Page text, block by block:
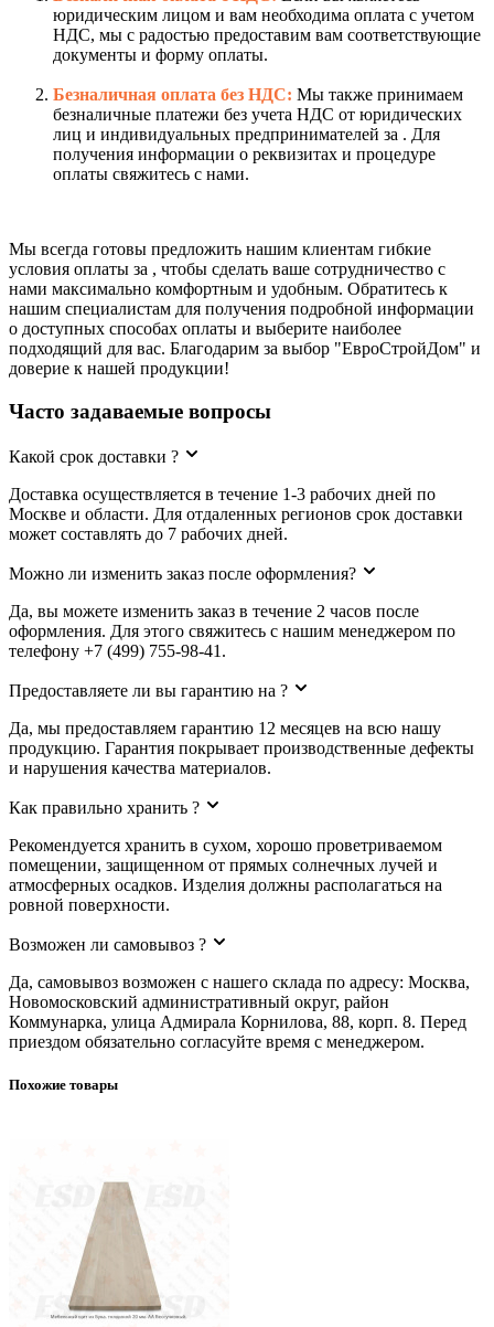
юридическим лицом и вам необходима оплата с учетом
НДС, мы с радостью предоставим вам соответствующие
документы и форму оплаты.
Безналичная оплата без НДС: Мы также принимаем
безналичные платежи без учета НДС от юридических
лиц и индивидуальных предпринимателей за . Для
получения информации о реквизитах и процедуре
оплаты свяжитесь с нами.
Мы всегда готовы предложить нашим клиентам гибкие
условия оплаты за , чтобы сделать ваше сотрудничество с
нами максимально комфортным и удобным. Обратитесь к
нашим специалистам для получения подробной информации
о доступных способах оплаты и выберите наиболее
подходящий для вас. Благодарим за выбор "ЕвроСтройДом" и
доверие к нашей продукции!
Часто задаваемые вопросы
Какой срок доставки ?
Доставка осуществляется в течение 1-3 рабочих дней по
Москве и области. Для отдаленных регионов срок доставки
может составлять до 7 рабочих дней.
Можно ли изменить заказ после оформления?
Да, вы можете изменить заказ в течение 2 часов после
оформления. Для этого свяжитесь с нашим менеджером по
телефону +7 (499) 755-98-41.
Предоставляете ли вы гарантию на ?
Да, мы предоставляем гарантию 12 месяцев на всю нашу
продукцию. Гарантия покрывает производственные дефекты
и нарушения качества материалов.
Как правильно хранить ?
Рекомендуется хранить в сухом, хорошо проветриваемом
помещении, защищенном от прямых солнечных лучей и
атмосферных осадков. Изделия должны располагаться на
ровной поверхности.
Возможен ли самовывоз ?
Да, самовывоз возможен с нашего склада по адресу: Москва,
Новомосковский административный округ, район
Коммунарка, улица Адмирала Корнилова, 88, корп. 8. Перед
приездом обязательно согласуйте время с менеджером.
Похожие товары